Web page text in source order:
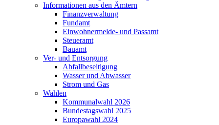
Informationen aus den Ämtern
Finanzverwaltung
Fundamt
Einwohnermelde- und Passamt
Steueramt
Bauamt
Ver- und Entsorgung
Abfallbeseitigung
Wasser und Abwasser
Strom und Gas
Wahlen
Kommunalwahl 2026
Bundestagswahl 2025
Europawahl 2024